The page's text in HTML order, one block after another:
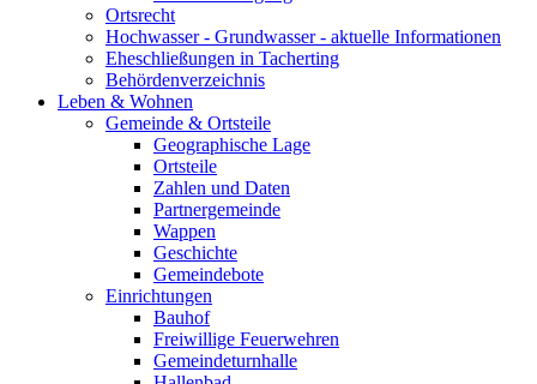
Ortsrecht
Hochwasser - Grundwasser - aktuelle Informationen
Eheschließungen in Tacherting
Behördenverzeichnis
Leben & Wohnen
Gemeinde & Ortsteile
Geographische Lage
Ortsteile
Zahlen und Daten
Partnergemeinde
Wappen
Geschichte
Gemeindebote
Einrichtungen
Bauhof
Freiwillige Feuerwehren
Gemeindeturnhalle